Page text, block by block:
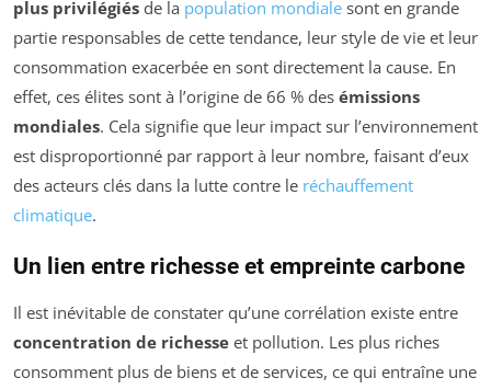
plus privilégiés de la population mondiale sont en grande
partie responsables de cette tendance, leur style de vie et leur
consommation exacerbée en sont directement la cause. En
effet, ces élites sont à l’origine de 66 % des émissions
mondiales. Cela signifie que leur impact sur l’environnement
est disproportionné par rapport à leur nombre, faisant d’eux
des acteurs clés dans la lutte contre le réchauffement
climatique.
Un lien entre richesse et empreinte carbone
Il est inévitable de constater qu’une corrélation existe entre
concentration de richesse et pollution. Les plus riches
consomment plus de biens et de services, ce qui entraîne une